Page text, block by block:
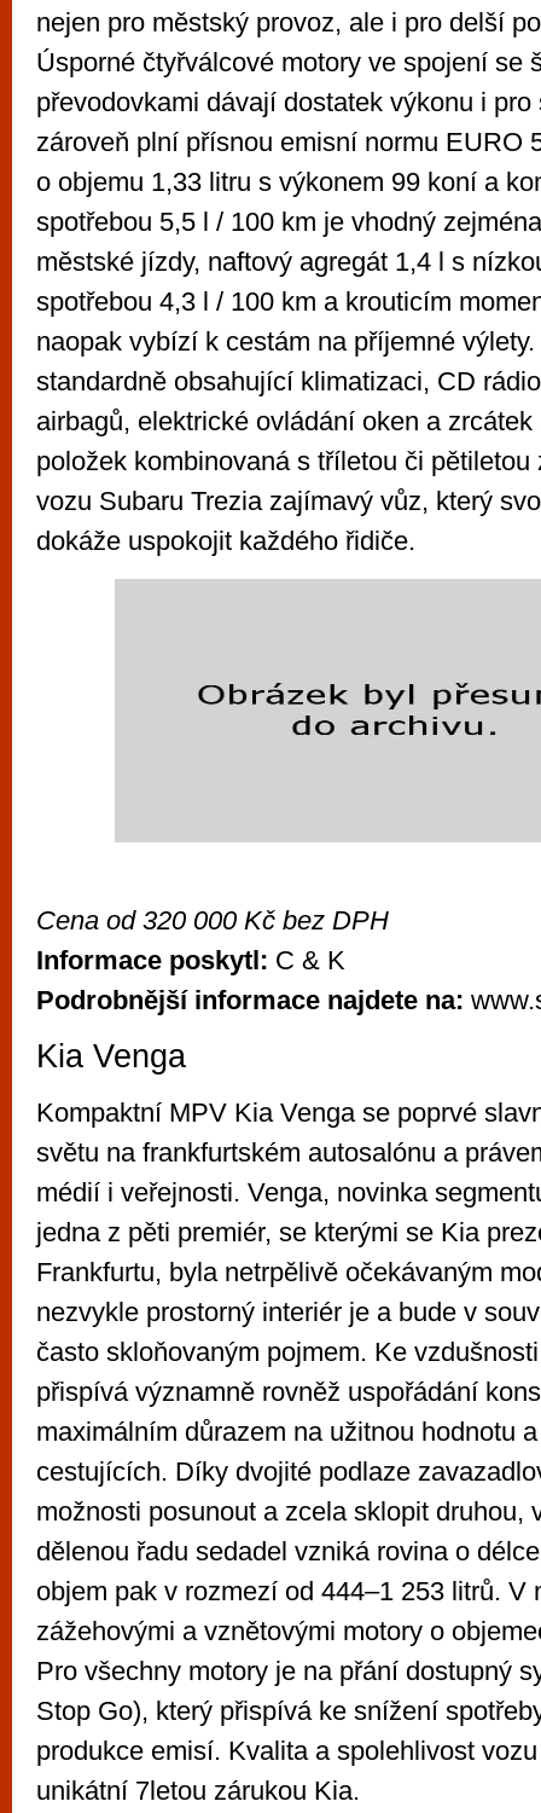
nejen pro městský provoz, ale i pro delší
Úsporné čtyřválcové motory ve spojení se
převodovkami dávají dostatek výkonu i
zároveň plní přísnou emisní normu EURO
o objemu 1,33 litru s výkonem 99 koní a
spotřebou 5,5 l / 100 km je vhodný
městské jízdy, naftový agregát 1,4 l s
spotřebou 4,3 l / 100 km a krouticím
naopak vybízí k cestám na příjemné
standardně obsahující klimatizaci, CD
airbagů, elektrické ovládání oken a
položek kombinovaná s tříletou či pětiletou
vozu Subaru Trezia zajímavý vůz, který
dokáže uspokojit každého řidiče.
Cena od 320 000 Kč bez DPH
Informace poskytl: C & K
Podrobnější informace najdete na:
Kia Venga
Kompaktní MPV Kia Venga se poprvé
světu na frankfurtském autosalónu a
médií i veřejnosti. Venga, novinka
jedna z pěti premiér, se kterými se Kia
Frankfurtu, byla netrpělivě očekávaným
nezvykle prostorný interiér je a bude v
často skloňovaným pojmem. Ke
přispívá významně rovněž uspořádání
maximálním důrazem na užitnou hodnotu
cestujících. Díky dvojité podlaze
možnosti posunout a zcela sklopit druhou,
dělenou řadu sedadel vzniká rovina o
objem pak v rozmezí od 444–1 253 litrů. V
zážehovými a vznětovými motory o
Pro všechny motory je na přání dostupný
Stop Go), který přispívá ke snížení
produkce emisí. Kvalita a spolehlivost
unikátní 7letou zárukou Kia.